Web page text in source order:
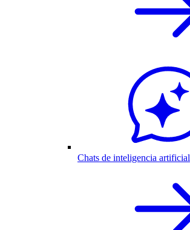
Chats de inteligencia artificial